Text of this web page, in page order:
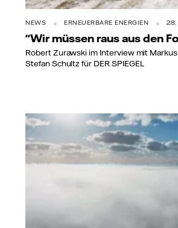
NEWS ERNEUERBARE ENERGIEN 28.
"Wir müssen raus aus den
Robert Zurawski im Interview mit
Stefan Schultz für DER SPIEGEL